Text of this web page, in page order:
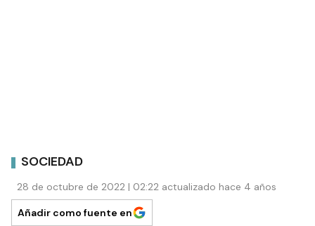
SOCIEDAD
28 de octubre de 2022 | 02:22 actualizado hace 4 años
Añadir como fuente en